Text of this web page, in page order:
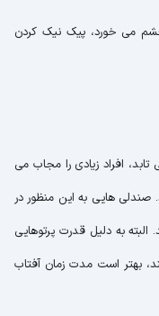
می خورد، پیک نیک کردن
افراد زیادی را مجاب می
صندلی هایی به این منظور در
البته به دلیل قدرت پرتوهایی
بهتر است مدت زمان آفتاب